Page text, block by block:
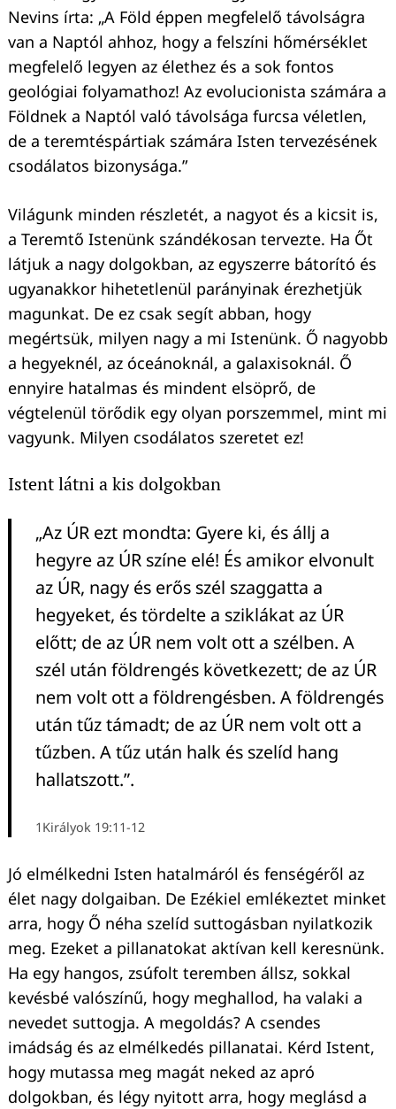
Nevins írta: „A Föld éppen megfelelő távolságra
van a Naptól ahhoz, hogy a felszíni hőmérséklet
megfelelő legyen az élethez és a sok fontos
geológiai folyamathoz! Az evolucionista számára a
Földnek a Naptól való távolsága furcsa véletlen,
de a teremtéspártiak számára Isten tervezésének
csodálatos bizonysága.”
Világunk minden részletét, a nagyot és a kicsit is,
a Teremtő Istenünk szándékosan tervezte. Ha Őt
látjuk a nagy dolgokban, az egyszerre bátorító és
ugyanakkor hihetetlenül parányinak érezhetjük
magunkat. De ez csak segít abban, hogy
megértsük, milyen nagy a mi Istenünk. Ő nagyobb
a hegyeknél, az óceánoknál, a galaxisoknál. Ő
ennyire hatalmas és mindent elsöprő, de
végtelenül törődik egy olyan porszemmel, mint mi
vagyunk. Milyen csodálatos szeretet ez!
Istent látni a kis dolgokban
„Az ÚR ezt mondta: Gyere ki, és állj a
hegyre az ÚR színe elé! És amikor elvonult
az ÚR, nagy és erős szél szaggatta a
hegyeket, és tördelte a sziklákat az ÚR
előtt; de az ÚR nem volt ott a szélben. A
szél után földrengés következett; de az ÚR
nem volt ott a földrengésben. A földrengés
után tűz támadt; de az ÚR nem volt ott a
tűzben. A tűz után halk és szelíd hang
hallatszott.”.
1Királyok 19:11-12
Jó elmélkedni Isten hatalmáról és fenségéről az
élet nagy dolgaiban. De Ezékiel emlékeztet minket
arra, hogy Ő néha szelíd suttogásban nyilatkozik
meg. Ezeket a pillanatokat aktívan kell keresnünk.
Ha egy hangos, zsúfolt teremben állsz, sokkal
kevésbé valószínű, hogy meghallod, ha valaki a
nevedet suttogja. A megoldás? A csendes
imádság és az elmélkedés pillanatai. Kérd Istent,
hogy mutassa meg magát neked az apró
dolgokban, és légy nyitott arra, hogy meglásd a